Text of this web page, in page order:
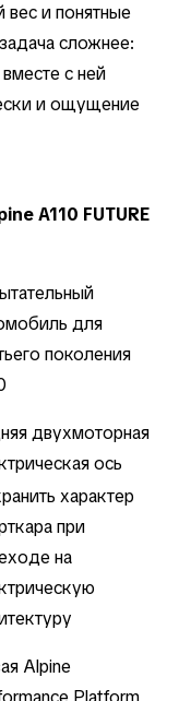
и понятные
сложнее:
с ней
и ощущение
A110 FUTURE
для
поколения
двухмоторная
ось
характер
при
на
Alpine